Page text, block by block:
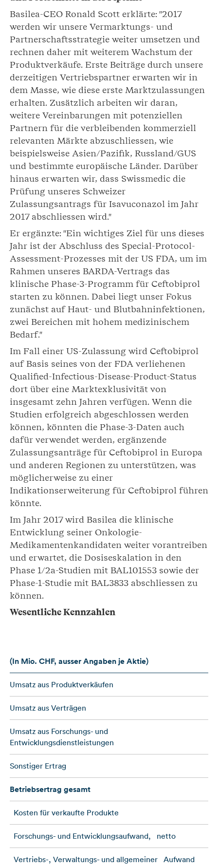
Basilea-CEO Ronald Scott erklärte: "2017
werden wir unsere Vermarktungs- und
Partnerschaftsstrategie weiter umsetzen und
rechnen daher mit weiterem Wachstum der
Produktverkäufe. Erste Beiträge durch unsere
derzeitigen Vertriebspartner erwarten wir in
dem Masse, wie diese erste Marktzulassungen
erhalten. Zusätzlich arbeiten wir daran,
weitere Vereinbarungen mit potenziellen
Partnern für die verbleibenden kommerziell
relevanten Märkte abzuschliessen, wie
beispielsweise Asien/Pazifik, Russland/GUS
und bestimmte europäische Länder. Darüber
hinaus erwarten wir, dass Swissmedic die
Prüfung unseres Schweizer
Zulassungsantrags für Isavuconazol im Jahr
2017 abschliessen wird."
Er ergänzte: "Ein wichtiges Ziel für uns dieses
Jahr ist der Abschluss des Special-Protocol-
Assessment-Prozesses mit der US FDA, um im
Rahmen unseres BARDA-Vertrags das
klinische Phase-3-Programm für Ceftobiprol
starten zu können. Dabei liegt unser Fokus
zunächst auf Haut- und Blutbahninfektionen,
zwei Bereichen mit hohem medizinischem
Bedarf."
Im Fall einer US-Zulassung wird Ceftobiprol
auf Basis seines von der FDA verliehenen
Qualified-Infectious-Disease-Product-Status
dort über eine Marktexklusivität von
insgesamt zehn Jahren verfügen. Wenn die
Studien erfolgreich abgeschlossen werden
können, könnten die Phase-3-Daten auch
dafür verwendet werden, ergänzende
Zulassungsanträge für Ceftobiprol in Europa
und anderen Regionen zu unterstützen, was
möglicherweise zu einer
Indikationserweiterung für Ceftobiprol führen
könnte.
Im Jahr 2017 wird Basilea die klinische
Entwicklung seiner Onkologie-
Medikamentenkandidaten weiter vorantreiben
und erwartet, die Dosiseskalation in den
Phase 1/2a-Studien mit BAL101553 sowie der
Phase-1-Studie mit BAL3833 abschliessen zu
können.
Wesentliche Kennzahlen
(In Mio. CHF, ausser Angaben je Aktie)
Umsatz aus Produktverkäufen
Umsatz aus Verträgen
Umsatz aus Forschungs- und
Entwicklungsdienstleistungen
Sonstiger Ertrag
Betriebsertrag gesamt
Kosten für verkaufte Produkte
Forschungs- und Entwicklungsaufwand, netto
Vertriebs-, Verwaltungs- und allgemeiner Aufwand